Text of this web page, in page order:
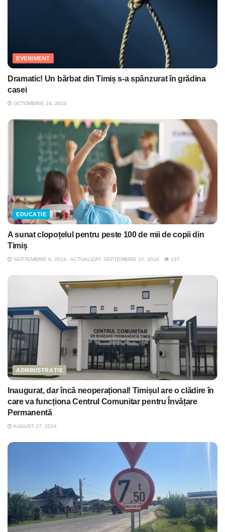
EVENIMENT
Dramatic! Un bărbat din Timiș s-a spânzurat în grădina
casei
OCTOMBRIE 24, 2024
EDUCAȚIE
A sunat clopoțelul pentru peste 100 de mii de copii din
Timiș
SEPTEMBRIE 9, 2024 - ACTUALIZAT: SEPTEMBRIE 10, 2024 137
ADMINISTRAȚIE
Inaugurat, dar încă neoperațional! Timișul are o clădire în
care va funcționa Centrul Comunitar pentru Învățare
Permanentă
AUGUST 27, 2024